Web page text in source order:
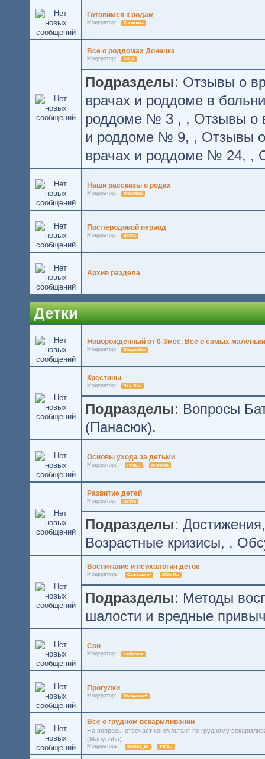
Готовимся к родам
Модератор: Клюковка
Все о роддомах Донецка
Модератор: lidi_k
Подразделы: Отзывы о
врачах и роддоме в
роддоме № 3
, Отзывы о
и роддоме № 9 , Отзывы
врачах и роддоме № 24 ,
Наши рассказы о родах
Модератор: majestika
Послеродовой период
Модератор: Bysya
Архив раздела
Детки
Новорожденный от 0-3мес. Все о самых
Модератор: Shapochka
Крестины
Модератор: Sky_Ksu
Подразделы: Вопросы
(Панасюк).
Основы ухода за детьми
Модераторы: Рита... , MOle4ka
Развитие детей
Модератор: Bysya
Подразделы: Достижения
Возрастные кризисы
,
Воспитание и психология деток
Модераторы: Солнышко* , MOle4ka
Подразделы: Методы
шалости и вредные
Сон
Модератор: Lediprava
Прогулки
Модератор: Солнышко*
Все о грудном вскармливании
На вопросы отвечает консультант по грудному
(Manyasha)
Модераторы: belik88_88 , Рита...